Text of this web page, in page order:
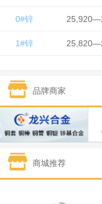
0#锌
1#锌
1#锡
1#镍
1#白银
钯金
品牌商家
商城推荐